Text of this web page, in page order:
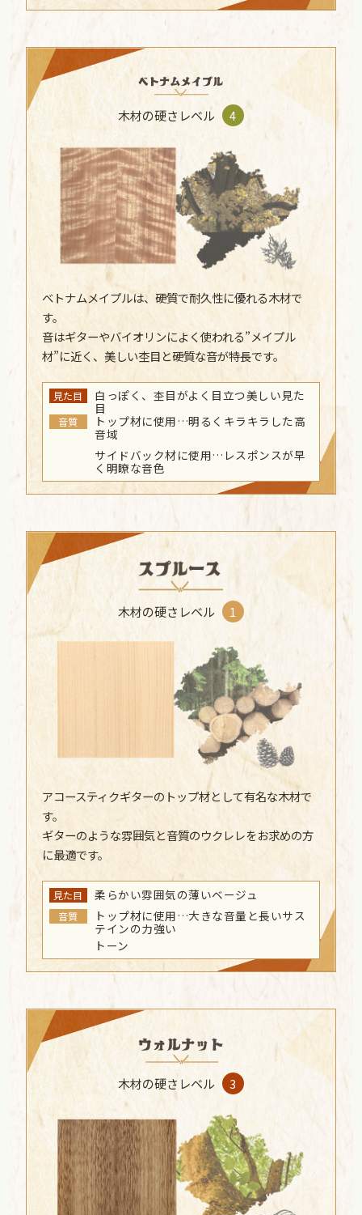
木材の硬さレベル 4
ベトナムメイプルは、硬質で耐久性に優れる木材で
す。
音はギターやバイオリンによく使われる”メイプル
材”に近く、美しい杢目と硬質な音が特長です。
見た目
白っぽく、杢目がよく目立つ美しい見た
目
音質
トップ材に使用…明るくキラキラした高
音域
サイドバック材に使用…レスポンスが早
く明瞭な音色
木材の硬さレベル 1
アコースティクギターのトップ材として有名な木材で
す。
ギターのような雰囲気と音質のウクレレをお求めの方
に最適です。
見た目 柔らかい雰囲気の薄いベージュ
音質
トップ材に使用…大きな音量と長いサス
テインの力強い
トーン
木材の硬さレベル 3